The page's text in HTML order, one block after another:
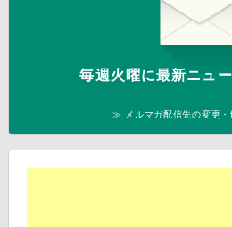
毎週火曜に最新ニュ
≫ メルマガ配信先の変更・